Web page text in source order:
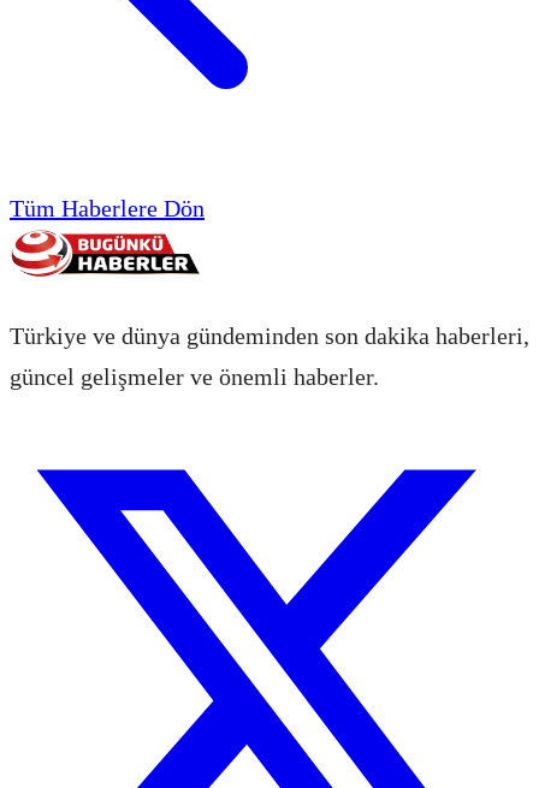
Tüm Haberlere Dön
Türkiye ve dünya gündeminden son dakika haberleri,
güncel gelişmeler ve önemli haberler.